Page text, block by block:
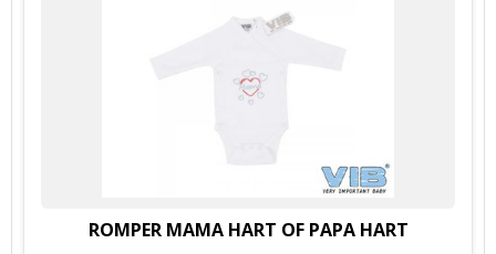
ROMPER MAMA HART OF PAPA HART